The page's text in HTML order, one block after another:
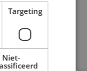
worden.
vloer gelegd.
hout of een
Targeting
Niet-